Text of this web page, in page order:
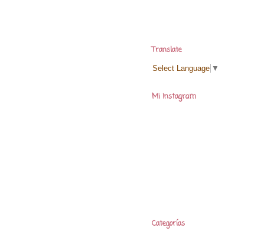
Translate
Select Language ▼
Mi Instagram
Categorías